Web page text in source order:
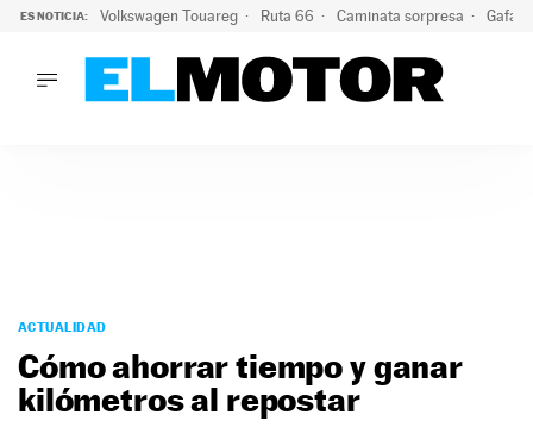
ES NOTICIA: Volkswagen Touareg Ruta 66 Caminata sorpresa Gafas
PODCAST
MOTOS
TECNOLOGÍA
ACTUALIDAD
Cómo ahorrar tiempo y ganar
kilómetros al repostar